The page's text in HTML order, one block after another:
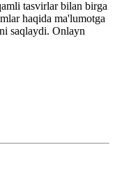
tasvirlar bilan birga
haqida ma'lumotga
saqlaydi. Onlayn